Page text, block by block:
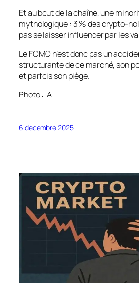
Et au bout de la chaîne, une
mythologique : 3 % des crypto-
pas se laisser influencer par les
Le FOMO n’est donc pas un
structurante de ce marché, son
et parfois son piège.
Photo : IA
6 décembre 2025